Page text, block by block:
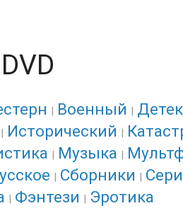
Военный
Исторический
Музыка
Сборники
Фэнтези Эротика